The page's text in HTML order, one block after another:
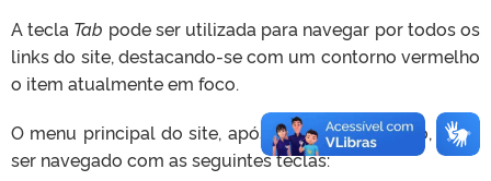
A tecla Tab pode ser utilizada para navegar por todos os
links do site, destacando-se com um contorno vermelho
o item atualmente em foco.
O menu principal do site, após colocado em foco, pode
ser navegado com as seguintes teclas: